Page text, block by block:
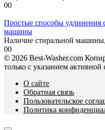
00
Простые способы удлинения
машины
Наличие стиральной
00
© 2026 Best-Washer.com
только с указанием
О сайте
Обратная связь
Пользовательское
Политика